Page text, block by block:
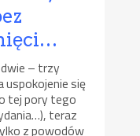
– trzy
uspokojenie się
tej pory tego
teraz
z powodów